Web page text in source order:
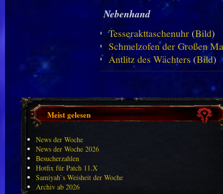
Nebenhand
Tesserakttaschenuhr(Bild)
Schmelzofen der Großen
Antlitz des Wächters(Bild)
Meist gelesen
News der Woche
News der Woche 2026
Besucherzahlen
Hotfix für Patch 11.X
Samiyah`s Weisheit der Woche
Archiv ab 2026